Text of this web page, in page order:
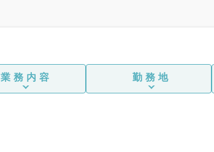
業務内容 勤務地